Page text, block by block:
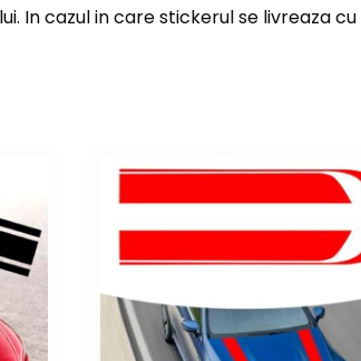
In cazul in care stickerul se livreaza